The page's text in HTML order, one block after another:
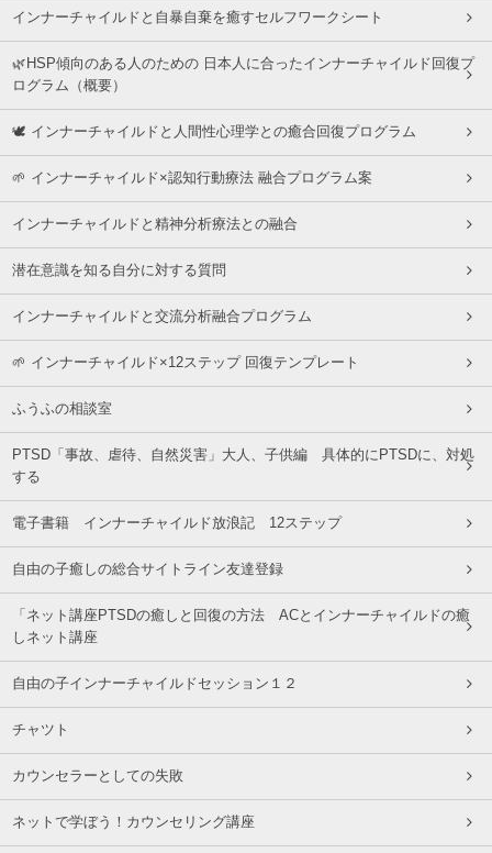
インナーチャイルドと自暴自棄を癒すセルフワークシート
🌿HSP傾向のある人のための 日本人に合ったインナーチャイルド回復プ
ログラム（概要）
🕊 インナーチャイルドと人間性心理学との癒合回復プログラム
🌱 インナーチャイルド×認知行動療法 融合プログラム案
インナーチャイルドと精神分析療法との融合
潜在意識を知る自分に対する質問
インナーチャイルドと交流分析融合プログラム
🌱 インナーチャイルド×12ステップ 回復テンプレート
ふうふの相談室
PTSD「事故、虐待、自然災害」大人、子供編 具体的にPTSDに、対処
する
電子書籍 インナーチャイルド放浪記 12ステップ
自由の子癒しの総合サイトライン友達登録
「ネット講座PTSDの癒しと回復の方法 ACとインナーチャイルドの癒
しネット講座
自由の子インナーチャイルドセッション１２
チャツト
カウンセラーとしての失敗
ネットで学ぼう！カウンセリング講座